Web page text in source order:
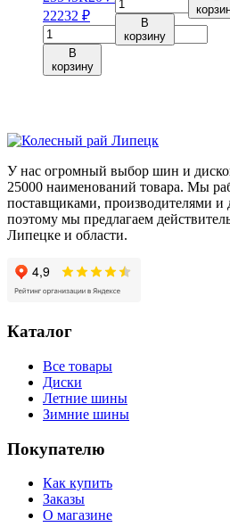
22232 ₽
Количество
товара
Yokohama
Parada
255/45/R20
V
В
корзину
товара
Pirelli
Scorpion
В
корзину
Pirelli
P
У нас огромный выбор шин и
25000 наименований товара. Мы
поставщиками, производителями и
поэтому мы предлагаем
Липецке и области.
Каталог
Все товары
Диски
Летние шины
Зимние шины
Покупателю
Как купить
Заказы
О магазине